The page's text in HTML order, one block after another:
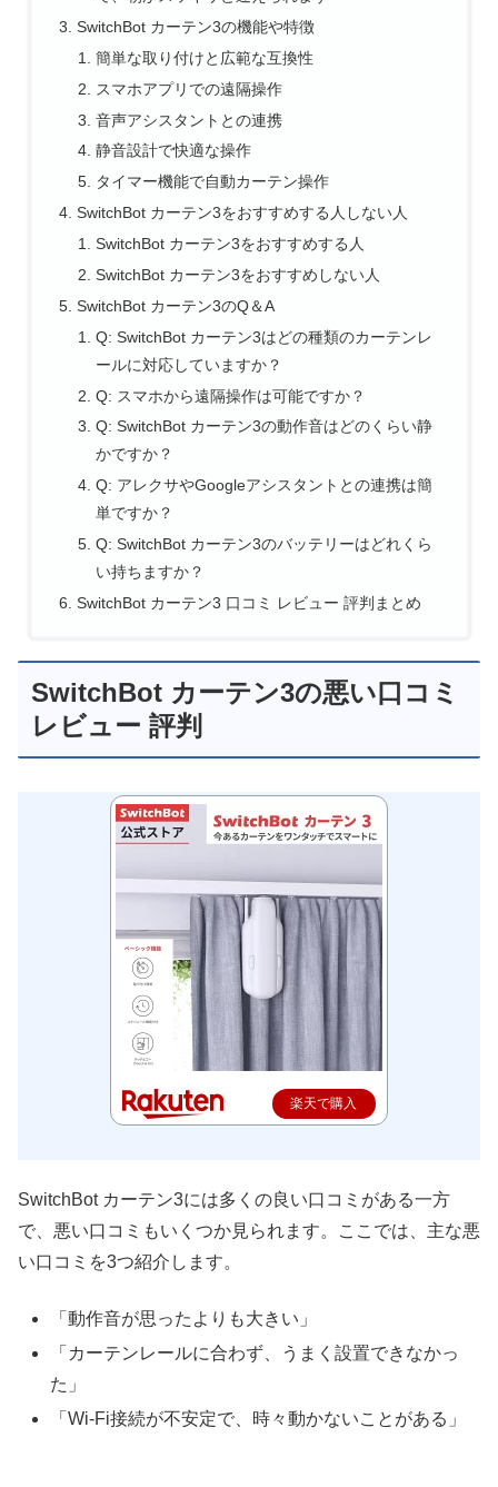
SwitchBot カーテン3の機能や特徴
簡単な取り付けと広範な互換性
スマホアプリでの遠隔操作
音声アシスタントとの連携
静音設計で快適な操作
タイマー機能で自動カーテン操作
SwitchBot カーテン3をおすすめする人しない人
SwitchBot カーテン3をおすすめする人
SwitchBot カーテン3をおすすめしない人
SwitchBot カーテン3のQ＆A
Q: SwitchBot カーテン3はどの種類のカーテンレ
ールに対応していますか？
Q: スマホから遠隔操作は可能ですか？
Q: SwitchBot カーテン3の動作音はどのくらい静
かですか？
Q: アレクサやGoogleアシスタントとの連携は簡
単ですか？
Q: SwitchBot カーテン3のバッテリーはどれくら
い持ちますか？
SwitchBot カーテン3 口コミ レビュー 評判まとめ
SwitchBot カーテン3の悪い口コミ
レビュー 評判
楽天で購入
SwitchBot カーテン3には多くの良い口コミがある一方
で、悪い口コミもいくつか見られます。ここでは、主な悪
い口コミを3つ紹介します。
「動作音が思ったよりも大きい」
「カーテンレールに合わず、うまく設置できなかっ
た」
「Wi-Fi接続が不安定で、時々動かないことがある」